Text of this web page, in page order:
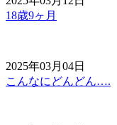
18歳9ヶ月
2025年03月04日
こんなにどんどん….